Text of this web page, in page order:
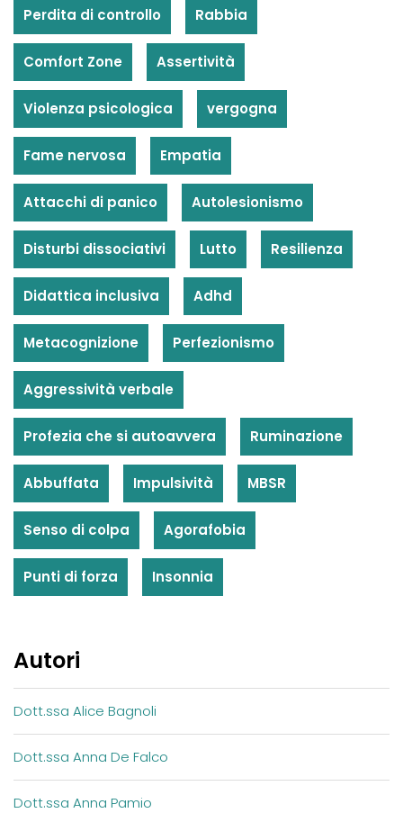
Perdita di controllo Rabbia
Comfort Zone Assertività
Violenza psicologica vergogna
Fame nervosa Empatia
Attacchi di panico Autolesionismo
Disturbi dissociativi Lutto Resilienza
Didattica inclusiva Adhd
Metacognizione Perfezionismo
Aggressività verbale
Profezia che si autoavvera Ruminazione
Abbuffata Impulsività MBSR
Senso di colpa Agorafobia
Punti di forza Insonnia
Autori
Dott.ssa Alice Bagnoli
Dott.ssa Anna De Falco
Dott.ssa Anna Pamio